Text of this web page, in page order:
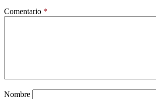
Comentario *
Nombre